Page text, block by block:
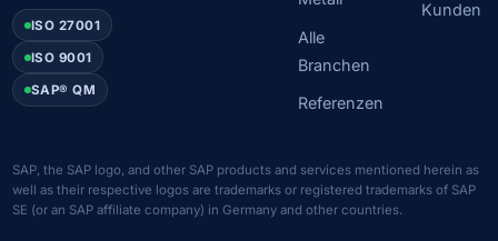
ISO 27001
ISO 9001
SAP® QM
Alle
Branchen
Referenzen
Kunden
SAP, the SAP logo, and other SAP products and services mentioned herein as
well as their respective logos are trademarks or registered trademarks of SAP
SE (or an SAP affiliate company) in Germany and other countries.